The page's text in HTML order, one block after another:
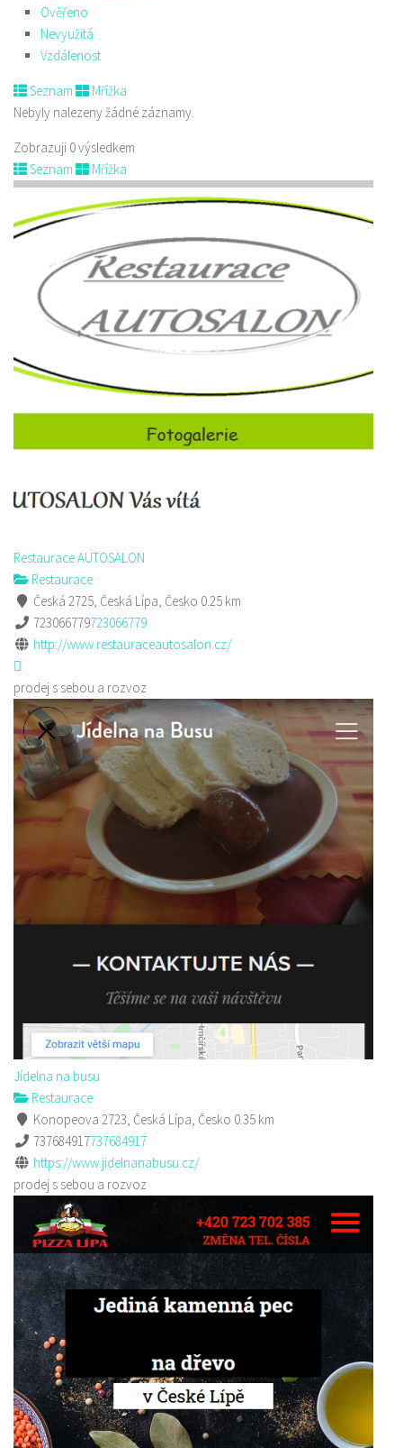
Ověřeno
Nevyužitá
Vzdálenost
Seznam
Mřížka
Nebyly nalezeny žádné záznamy.
Zobrazuji 0 výsledkem
Seznam
Mřížka
Restaurace AUTOSALON
Restaurace
Česká 2725, Česká Lípa, Česko 0.25 km
723066779723066779
http://www.restauraceautosalon.cz/
prodej s sebou a rozvoz
Jídelna na busu
Restaurace
Konopeova 2723, Česká Lípa, Česko 0.35 km
737684917737684917
https://www.jidelnanabusu.cz/
prodej s sebou a rozvoz